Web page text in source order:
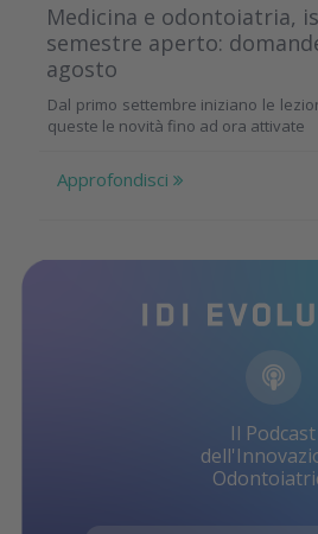
Medicina e odontoiatria,
semestre aperto:
agosto
Dal primo settembre iniziano le
queste le novità fino ad ora attivate
Approfondisci
Il Podcast